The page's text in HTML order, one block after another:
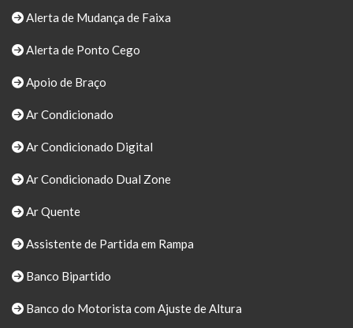
Alerta de Mudança de Faixa
Alerta de Ponto Cego
Apoio de Braço
Ar Condicionado
Ar Condicionado Digital
Ar Condicionado Dual Zone
Ar Quente
Assistente de Partida em Rampa
Banco Bipartido
Banco do Motorista com Ajuste de Altura